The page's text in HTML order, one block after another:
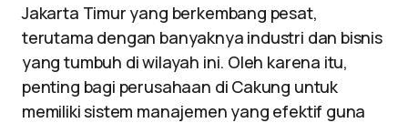
Jakarta Timur yang berkembang pesat,
terutama dengan banyaknya industri dan bisnis
yang tumbuh di wilayah ini. Oleh karena itu,
penting bagi perusahaan di Cakung untuk
memiliki sistem manajemen yang efektif guna